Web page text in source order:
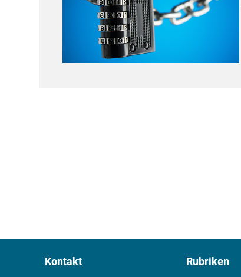
Kontakt Rubriken